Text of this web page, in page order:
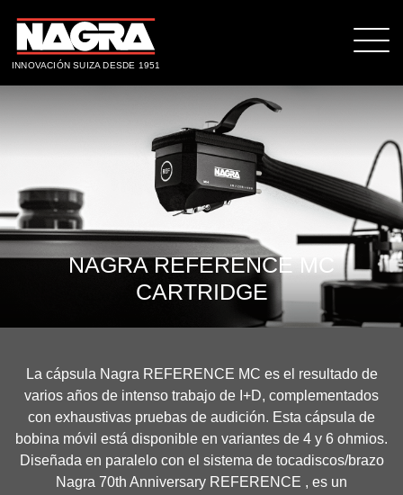
INNOVACIÓN SUIZA DESDE 1951
NAGRA REFERENCE MC
CARTRIDGE
La cápsula Nagra REFERENCE MC es el resultado de
varios años de intenso trabajo de I+D, complementados
con exhaustivas pruebas de audición. Esta cápsula de
bobina móvil está disponible en variantes de 4 y 6 ohmios.
Diseñada en paralelo con el sistema de tocadiscos/brazo
Nagra 70th Anniversary REFERENCE , es un